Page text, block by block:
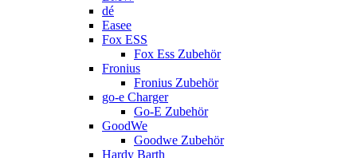
dé
Easee
Fox ESS
Fox Ess Zubehör
Fronius
Fronius Zubehör
go-e Charger
Go-E Zubehör
GoodWe
Goodwe Zubehör
Hardy Barth